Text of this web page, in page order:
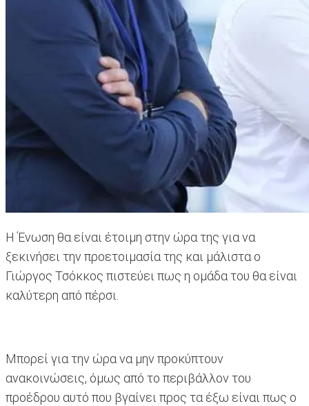
Η Ένωση θα είναι έτοιμη στην ώρα της για να
ξεκινήσει την προετοιμασία της και μάλιστα ο
Γιώργος Τσόκκος πιστεύει πως η ομάδα του θα είναι
καλύτερη από πέρσι.
Μπορεί για την ώρα να μην προκύπτουν
ανακοινώσεις, όμως από το περιβάλλον του
προέδρου αυτό που βγαίνει προς τα έξω είναι πως ο